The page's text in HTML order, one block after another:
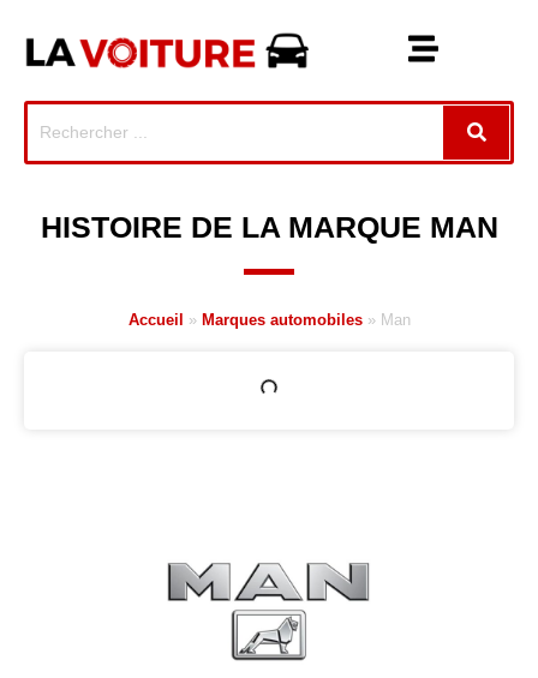
HISTOIRE DE LA MARQUE MAN
Accueil » Marques automobiles » Man